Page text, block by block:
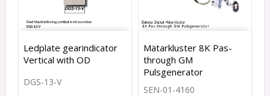
Ledplate gearindicator
Vertical with OD
DGS-13-V
Mätarkluster 8K Pas-
through GM
Pulsgenerator
SEN-01-4160